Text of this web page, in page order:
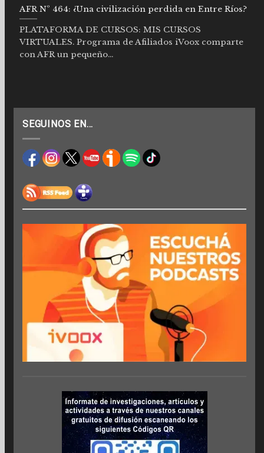
AFR Nº 464: ¿Una civilización perdida en Entre Ríos?
PLATAFORMA DE CURSOS: MIS CURSOS
VIRTUALES. Programa de Afiliados iVoox comparte
con AFR un pequeño...
SEGUINOS EN…